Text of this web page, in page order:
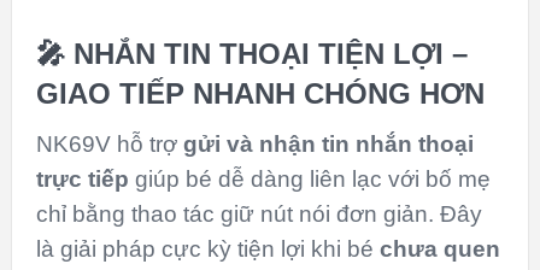
🎤 NHẮN TIN THOẠI TIỆN LỢI –
GIAO TIẾP NHANH CHÓNG HƠN
NK69V hỗ trợ gửi và nhận tin nhắn thoại
trực tiếp giúp bé dễ dàng liên lạc với bố mẹ
chỉ bằng thao tác giữ nút nói đơn giản. Đây
là giải pháp cực kỳ tiện lợi khi bé chưa quen